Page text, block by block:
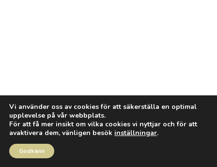
Vi använder oss av cookies för att säkerställa en optimal
upplevelse på vår webbplats.
För att få mer insikt om vilka cookies vi nyttjar och för att
avaktivera dem, vänligen besök inställningar.
Godkänn